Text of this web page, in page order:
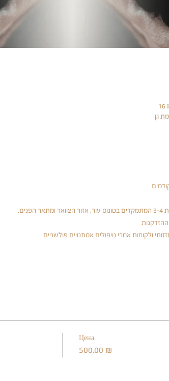
16
ולקוחות אחרי טיפולים אסתטיים פולשניים
Цена
500,00 ₪